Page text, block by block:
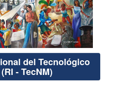
del Tecnológico
- TecNM)